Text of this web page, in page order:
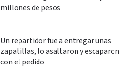
millones de pesos
Un repartidor fue a entregar unas
zapatillas, lo asaltaron y escaparon
con el pedido